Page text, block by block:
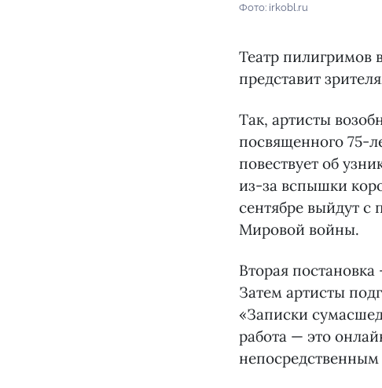
Фото: irkobl.ru
Театр пилигримов
представит
Так, артисты
посвященного 75-
повествует об
из-за вспышки
сентябре выйдут с
Мировой войны.
Вторая
Затем артисты
«Записки
работа — это